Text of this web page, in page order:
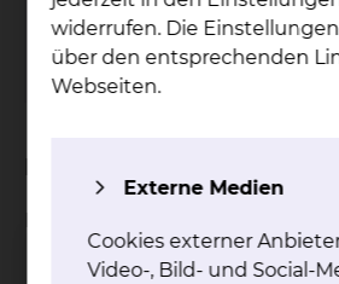
Tel.:+49 531 595
Fax: +49 531
Per E-Mail
widerrufen. Die
über den entsprechenden
Webseiten.
Externe Medien
Cookies externer
Video-, Bild- und Social-